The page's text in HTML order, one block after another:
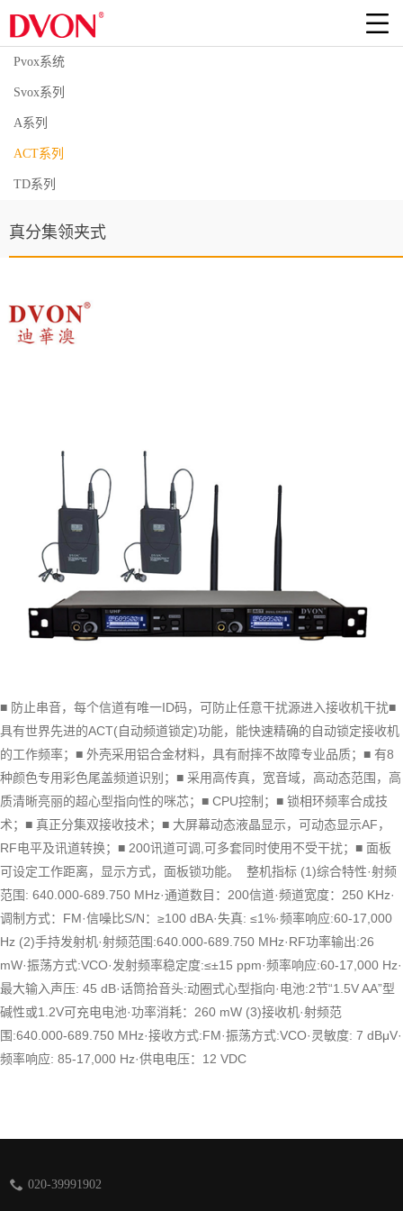
Pvox系统
Svox系列
A系列
ACT系列
TD系列
真分集领夹式
■ 防止串音，每个信道有唯一ID码，可防止任意干扰源进入接收机干扰■
具有世界先进的ACT(自动频道锁定)功能，能快速精确的自动锁定接收机
的工作频率；■ 外壳采用铝合金材料，具有耐摔不故障专业品质；■ 有8
种颜色专用彩色尾盖频道识别；■ 采用高传真，宽音域，高动态范围，高
质清晰亮丽的超心型指向性的咪芯；■ CPU控制；■ 锁相环频率合成技
术；■ 真正分集双接收技术；■ 大屏幕动态液晶显示，可动态显示AF，
RF电平及讯道转换；■ 200讯道可调,可多套同时使用不受干扰；■ 面板
可设定工作距离，显示方式，面板锁功能。 整机指标 (1)综合特性·射频
范围: 640.000-689.750 MHz·通道数目：200信道·频道宽度：250 KHz·
调制方式：FM·信噪比S/N：≥100 dBA·失真: ≤1%·频率响应:60-17,000
Hz (2)手持发射机·射频范围:640.000-689.750 MHz·RF功率输出:26
mW·振荡方式:VCO·发射频率稳定度:≤±15 ppm·频率响应:60-17,000 Hz·
最大输入声压: 45 dB·话筒拾音头:动圈式心型指向·电池:2节“1.5V AA”型
碱性或1.2V可充电电池·功率消耗：260 mW (3)接收机·射频范
围:640.000-689.750 MHz·接收方式:FM·振荡方式:VCO·灵敏度: 7 dBμV·
频率响应: 85-17,000 Hz·供电电压：12 VDC
020-39991902